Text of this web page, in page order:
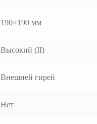
190×190 мм
Высокий (II)
Внешней гирей
Нет